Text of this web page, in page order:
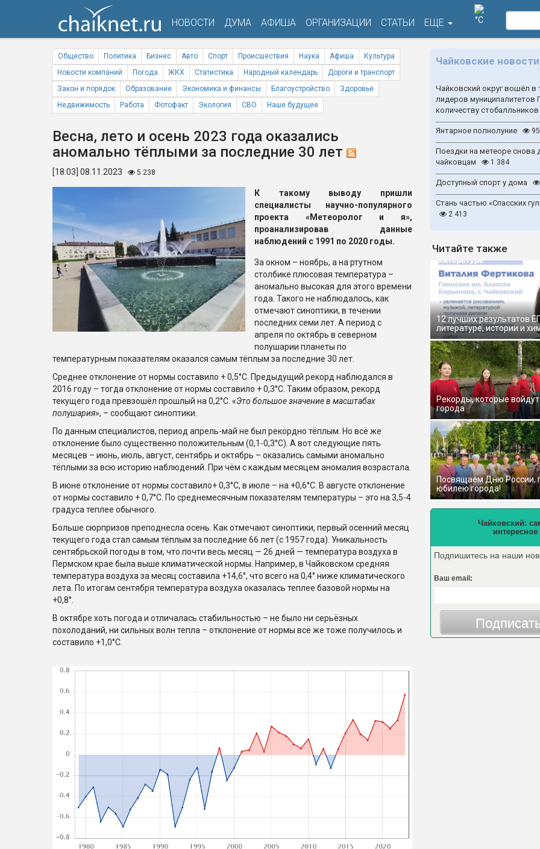
НОВОСТИ ДУМА АФИША ОРГАНИЗАЦИИ СТАТЬИ ЕЩЕ °C
Общество Политика Бизнес Авто Спорт Происшествия Наука Афиша
Культура
Новости компаний
Погода ЖКХ Статистика Народный календарь
Дороги и транспорт
Закон и порядок
Образование Экономика и финансы Благоустройство
Здоровье
Недвижимость
Работа Фотофакт Экология СВО Наше будущее
Весна, лето и осень 2023 года оказались
аномально тёплыми за последние 30 лет
[18:03] 08.11.2023 5 238
К такому выводу пришли
специалисты научно-популярного
проекта «Метеоролог и я»,
проанализировав данные
наблюдений с 1991 по 2020 годы.
За окном – ноябрь, а на ртутном
столбике плюсовая температура –
аномально высокая для этого времени
года. Такого не наблюдалось, как
отмечают синоптики, в течении
последних семи лет. А период с
апреля по октябрь в северном
полушарии планеты по
температурным показателям оказался самым тёплым за последние 30 лет.
Среднее отклонение от нормы составило + 0,5°С. Предыдущий рекорд наблюдался в
2016 году – тогда отклонение от нормы составило + 0,3°С. Таким образом, рекорд
текущего года превзошёл прошлый на 0,2°С. «Это большое значение в масштабах
полушария», – сообщают синоптики.
По данным специалистов, период апрель-май не был рекордно тёплым. Но всё же
отклонение было существенно положительным (0,1-0,3°С). А вот следующие пять
месяцев – июнь, июль, август, сентябрь и октябрь – оказались самыми аномально
тёплыми за всю историю наблюдений. При чём с каждым месяцем аномалия возрастала.
В июне отклонение от нормы составило+ 0,3°С, в июле – на +0,6°С. В августе отклонение
от нормы составило + 0,7°С. По среднемесячным показателям температуры – это на 3,5-4
градуса теплее обычного.
Больше сюрпризов преподнесла осень. Как отмечают синоптики, первый осенний месяц
текущего года стал самым тёплым за последние 66 лет (с 1957 года). Уникальность
сентябрьской погоды в том, что почти весь месяц — 26 дней — температура воздуха в
Пермском крае была выше климатической нормы. Например, в Чайковском средняя
температура воздуха за месяц составила +14,6°, что всего на 0,4° ниже климатического
лета. По итогам сентября температура воздуха оказалась теплее базовой нормы на
+0,8°.
В октябре хоть погода и отличалась стабильностью – не было ни серьёзных
похолоданий, ни сильных волн тепла – отклонение от нормы всё же тоже получилось и
составило +1,0°С.
Чайковские новости
Чайковский округ вошёл в
лидеров муниципалитетов
количеству
Янтарное полнолуние
Поездки на метеоре снова
чайковцам
1 384
Доступный спорт у дома
Стань частью «Спасских
2 413
Читайте также
12 лучших результатов
литературе, истории и
Рекорды, которые
города
Посвящаем Дню России,
юбилею города!
Чайковский:
интересное
Подпишитесь на наши
Ваш email: